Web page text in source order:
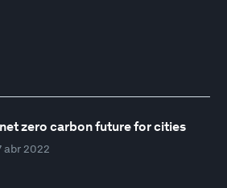
zero carbon future for cities
abr 2022